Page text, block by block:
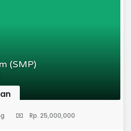
(SMP)
Rp. 25,000,000